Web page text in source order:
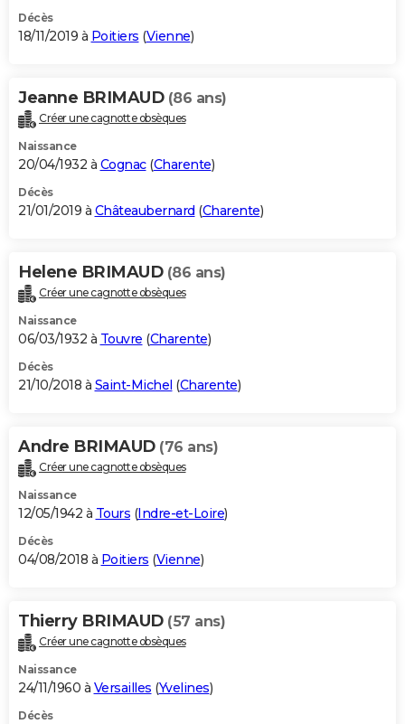
Décès
18/11/2019 à Poitiers (Vienne)
Jeanne BRIMAUD (86 ans)
Créer une cagnotte obsèques
Naissance
20/04/1932 à Cognac(Charente)
Décès
21/01/2019 à Châteaubernard (Charente)
Helene BRIMAUD (86 ans)
Créer une cagnotte obsèques
Naissance
06/03/1932 à Touvre (Charente)
Décès
21/10/2018 à Saint-Michel (Charente)
Andre BRIMAUD (76 ans)
Créer une cagnotte obsèques
Naissance
12/05/1942 à Tours (Indre-et-Loire)
Décès
04/08/2018 à Poitiers (Vienne)
Thierry BRIMAUD (57 ans)
Créer une cagnotte obsèques
Naissance
24/11/1960 à Versailles (Yvelines)
Décès